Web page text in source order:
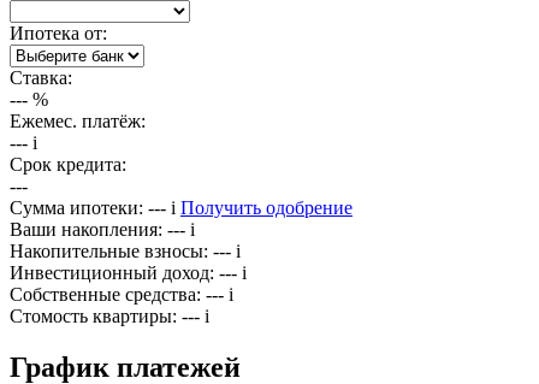
Ипотека от:
Ставка:
--- %
Ежемес. платёж:
--- i
Срок кредита:
---
Сумма ипотеки: --- i Получить одобрение
Ваши накопления: --- i
Накопительные взносы: --- i
Инвестиционный доход: --- i
Собственные средства: --- i
Стомость квартиры: --- i
График платежей